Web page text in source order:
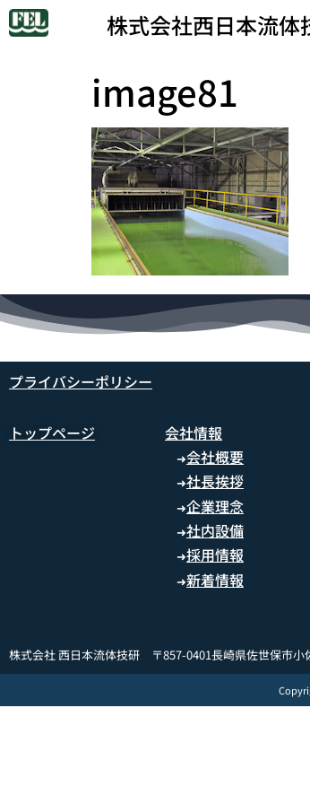
株式会社西日本流体
image81
プライバシーポリシー
トップページ 会社情報
➜会社概要
➜社長挨拶
➜企業理念
➜社内設備
➜採用情報
➜新着情報
株式会社 西日本流体技研 〒857-0401長崎県佐世保市小